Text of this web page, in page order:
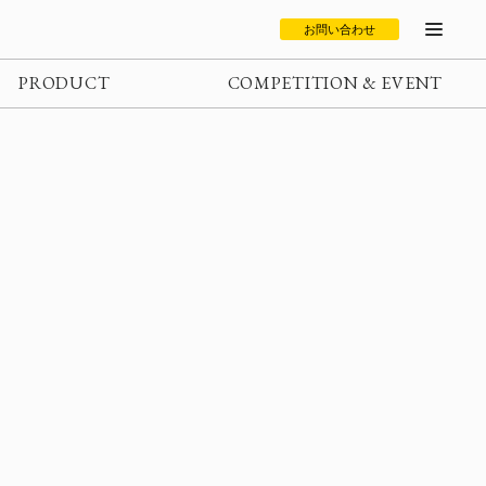
お問い合わせ
PRODUCT COMPETITION & EVENT